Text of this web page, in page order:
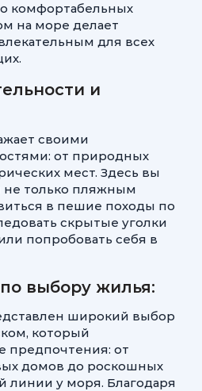
комфортабельных
на море делает
для всех
и
своими
от природных
мест. Здесь вы
не только пляжным
в пешие походы по
скрытые уголки
попробовать себя в
выбору жилья:
широкий выбор
который
предпочтения: от
домов до роскошных
линии у моря. Благодаря